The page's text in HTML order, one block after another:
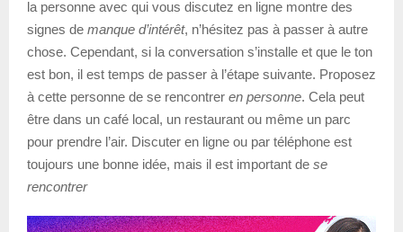
la personne avec qui vous discutez en ligne montre des
signes de manque d’intérêt, n’hésitez pas à passer à autre
chose. Cependant, si la conversation s’installe et que le ton
est bon, il est temps de passer à l’étape suivante. Proposez
à cette personne de se rencontrer en personne. Cela peut
être dans un café local, un restaurant ou même un parc
pour prendre l’air. Discuter en ligne ou par téléphone est
toujours une bonne idée, mais il est important de se
rencontrer